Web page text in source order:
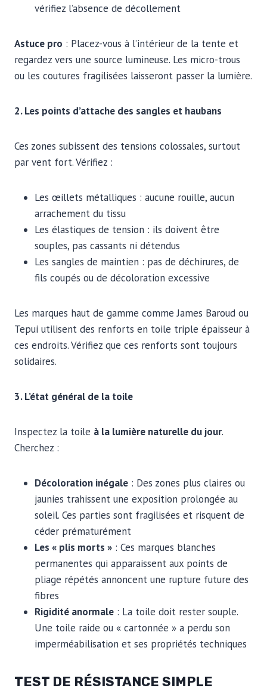
vérifiez l’absence de décollement
Astuce pro : Placez-vous à l’intérieur de la tente et
regardez vers une source lumineuse. Les micro-trous
ou les coutures fragilisées laisseront passer la lumière.
2. Les points d’attache des sangles et haubans
Ces zones subissent des tensions colossales, surtout
par vent fort. Vérifiez :
Les œillets métalliques : aucune rouille, aucun
arrachement du tissu
Les élastiques de tension : ils doivent être
souples, pas cassants ni détendus
Les sangles de maintien : pas de déchirures, de
fils coupés ou de décoloration excessive
Les marques haut de gamme comme James Baroud ou
Tepui utilisent des renforts en toile triple épaisseur à
ces endroits. Vérifiez que ces renforts sont toujours
solidaires.
3. L’état général de la toile
Inspectez la toile à la lumière naturelle du jour.
Cherchez :
Décoloration inégale : Des zones plus claires ou
jaunies trahissent une exposition prolongée au
soleil. Ces parties sont fragilisées et risquent de
céder prématurément
Les « plis morts » : Ces marques blanches
permanentes qui apparaissent aux points de
pliage répétés annoncent une rupture future des
fibres
Rigidité anormale : La toile doit rester souple.
Une toile raide ou « cartonnée » a perdu son
imperméabilisation et ses propriétés techniques
TEST DE RÉSISTANCE SIMPLE